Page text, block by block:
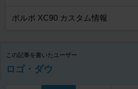
ボルボ XC90 カスタム情報
この記事を書いたユーザー
ロゴ・ダウ